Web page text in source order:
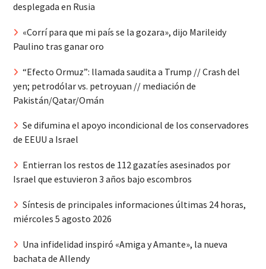
desplegada en Rusia
«Corrí para que mi país se la gozara», dijo Marileidy
Paulino tras ganar oro
“Efecto Ormuz”: llamada saudita a Trump // Crash del
yen; petrodólar vs. petroyuan // mediación de
Pakistán/Qatar/Omán
Se difumina el apoyo incondicional de los conservadores
de EEUU a Israel
Entierran los restos de 112 gazatíes asesinados por
Israel que estuvieron 3 años bajo escombros
Síntesis de principales informaciones últimas 24 horas,
miércoles 5 agosto 2026
Una infidelidad inspiró «Amiga y Amante», la nueva
bachata de Allendy